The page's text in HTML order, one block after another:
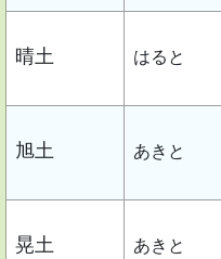
晴土 はると
旭土 あきと
晃土 あきと